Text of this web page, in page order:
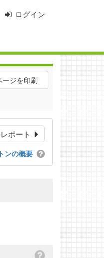
ログイン
ージを印刷
ポート
ンの概要